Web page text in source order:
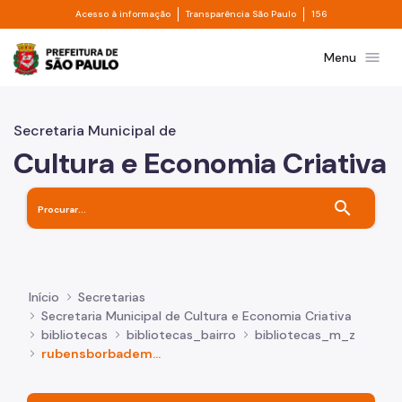
Pular para o Conteúdo principal
Acesso à informação Divisor de acesso à informação
Transparência São Paulo Divisor de
156
Prefeitura de São PauloMenu menu
Secretaria Municipal de
Cultura e Economia Criativa
search
Início
Secretarias
Secretaria Municipal de Cultura e Economia Criativa
bibliotecas
bibliotecas_bairro
bibliotecas_m_z
rubensborbademorais